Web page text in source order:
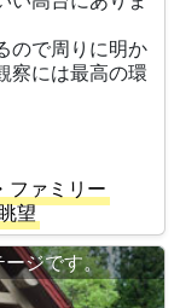
ので周りに明か
察には最高の環
ファミリー
望
ジです。